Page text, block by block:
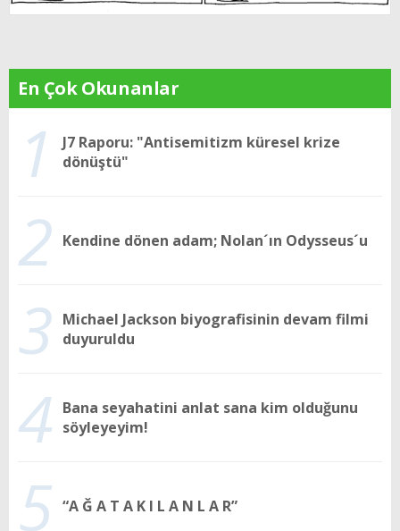
En Çok Okunanlar
1
J7 Raporu: "Antisemitizm küresel krize
dönüştü"
2 Kendine dönen adam; Nolan´ın Odysseus´u
3 Michael Jackson biyografisinin devam filmi
duyuruldu
4 Bana seyahatini anlat sana kim olduğunu
söyleyeyim!
5 “A Ğ A T A K I L A N L A R”